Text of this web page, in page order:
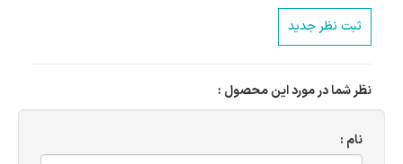
ثبت نظر جدید
نظر شما در مورد این محصول :
نام :